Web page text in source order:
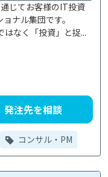
じてお客様のIT投資
ナル集団です。
なく「投資」と捉...
発注先を相談
コンサル・PM